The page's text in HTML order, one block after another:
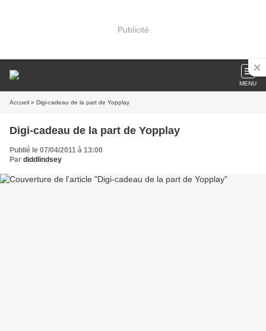
Publicité
MENU
Accueil » Digi-cadeau de la part de Yopplay
Digi-cadeau de la part de Yopplay
Publié le 07/04/2011 à 13:00
Par diddlindsey